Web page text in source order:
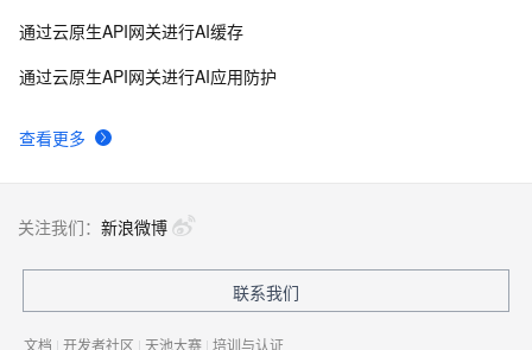
查看更多
通过云原生API网关进行AI缓存
通过云原生API网关进行AI应用防护
关注我们： 新浪微博
联系我们
文档 | 开发者社区 | 天池大赛 | 培训与认证